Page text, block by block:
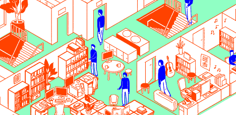
自分から積極的に
新しい挑戦ができる
人材を求めています。